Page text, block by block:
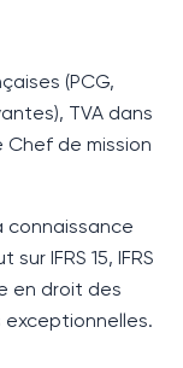
(PCG,
TVA dans
Chef de mission
connaissance
IFRS 15, IFRS
en droit des